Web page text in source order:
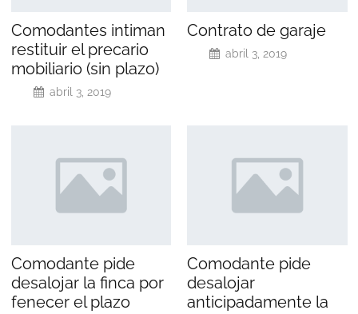
Comodantes intiman
restituir el precario
mobiliario (sin plazo)
abril 3, 2019
Contrato de garaje
abril 3, 2019
Comodante pide
desalojar la finca por
fenecer el plazo
Comodante pide
desalojar
anticipadamente la